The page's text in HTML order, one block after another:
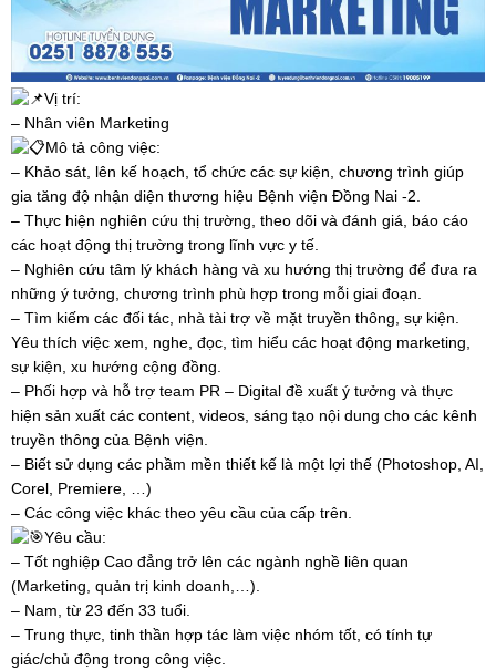
Vị trí:
– Nhân viên Marketing
Mô tả công việc:
– Khảo sát, lên kế hoạch, tổ chức các sự kiện, chương trình giúp
gia tăng độ nhận diện thương hiệu Bệnh viện Đồng Nai -2.
– Thực hiện nghiên cứu thị trường, theo dõi và đánh giá, báo cáo
các hoạt động thị trường trong lĩnh vực y tế.
– Nghiên cứu tâm lý khách hàng và xu hướng thị trường để đưa ra
những ý tưởng, chương trình phù hợp trong mỗi giai đoạn.
– Tìm kiếm các đối tác, nhà tài trợ về mặt truyền thông, sự kiện.
Yêu thích việc xem, nghe, đọc, tìm hiểu các hoạt động marketing,
sự kiện, xu hướng cộng đồng.
– Phối hợp và hỗ trợ team PR – Digital đề xuất ý tưởng và thực
hiện sản xuất các content, videos, sáng tạo nội dung cho các kênh
truyền thông của Bệnh viện.
– Biết sử dụng các phầm mền thiết kế là một lợi thế (Photoshop, AI,
Corel, Premiere, …)
– Các công việc khác theo yêu cầu của cấp trên.
Yêu cầu:
– Tốt nghiệp Cao đẳng trở lên các ngành nghề liên quan
(Marketing, quản trị kinh doanh,…).
– Nam, từ 23 đến 33 tuổi.
– Trung thực, tinh thần hợp tác làm việc nhóm tốt, có tính tự
giác/chủ động trong công việc.